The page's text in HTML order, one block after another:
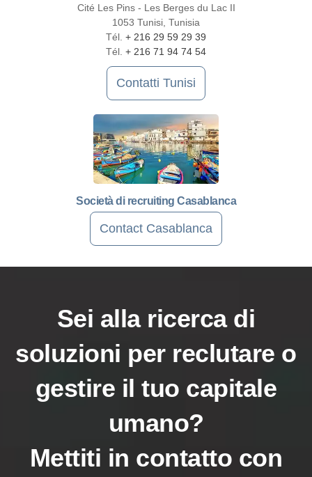
Cité Les Pins - Les Berges du Lac II
1053 Tunisi, Tunisia
Tél. + 216 29 59 29 39
Tél. + 216 71 94 74 54
Contatti Tunisi
Società di recruiting Casablanca
Contact Casablanca
Sei alla ricerca di
soluzioni per reclutare o
gestire il tuo capitale
umano?
Mettiti in contatto con